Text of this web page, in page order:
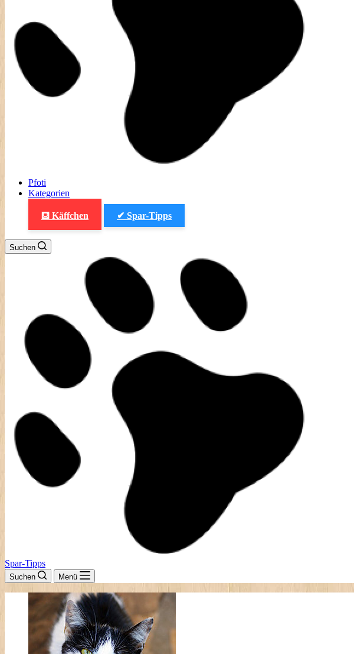
Pfoti
Kategorien
⛾ Käffchen ✔ Spar-Tipps
Suchen
Spar-Tipps
Suchen Menü